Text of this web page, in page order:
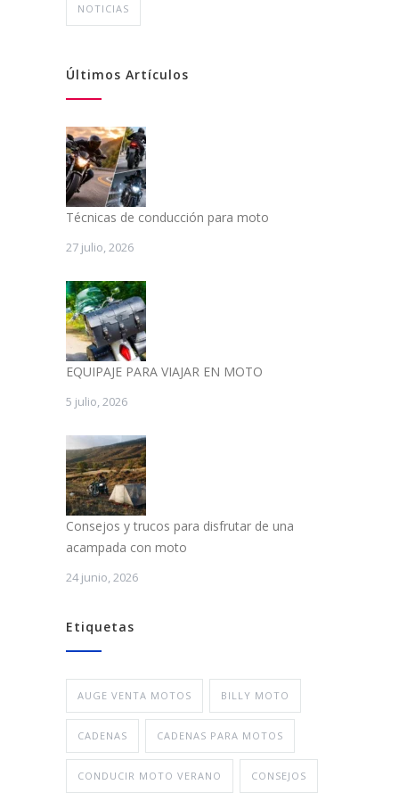
NOTICIAS
Últimos Artículos
Técnicas de conducción para moto
27 julio, 2026
EQUIPAJE PARA VIAJAR EN MOTO
5 julio, 2026
Consejos y trucos para disfrutar de una
acampada con moto
24 junio, 2026
Etiquetas
AUGE VENTA MOTOS BILLY MOTO
CADENAS CADENAS PARA MOTOS
CONDUCIR MOTO VERANO CONSEJOS